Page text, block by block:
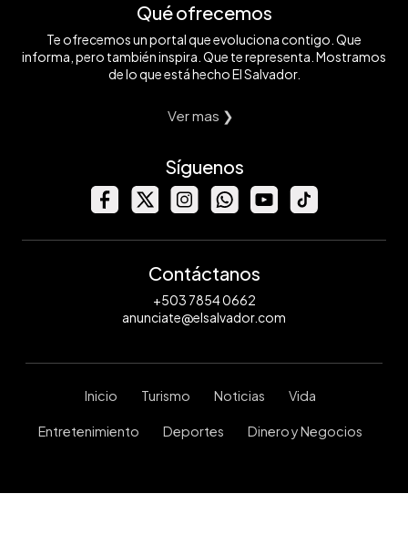
Qué ofrecemos
Te ofrecemos un portal que evoluciona contigo. Que
informa, pero también inspira. Que te representa. Mostramos
de lo que está hecho El Salvador.
Ver mas ❯
Síguenos
Contáctanos
+503 7854 0662
anunciate@elsalvador.com
Inicio Turismo Noticias Vida
Entretenimiento Deportes Dinero y Negocios